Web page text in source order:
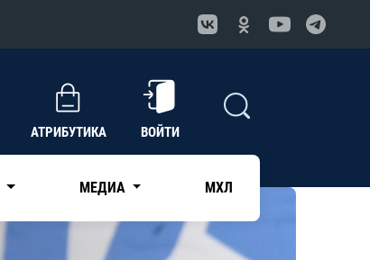
АТРИБУТИКА ВОЙТИ
МЕДИА МХЛ